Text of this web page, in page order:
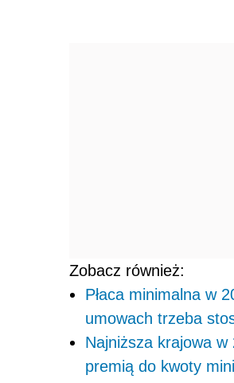
Zobacz również:
Płaca minimalna w
umowach trzeba
Najniższa krajowa
premią do kwoty